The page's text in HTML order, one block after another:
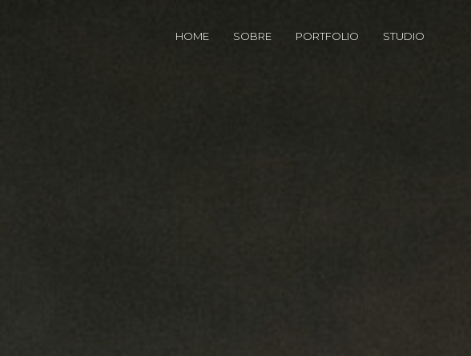
HOME SOBRE PORTFOLIO STUDIO